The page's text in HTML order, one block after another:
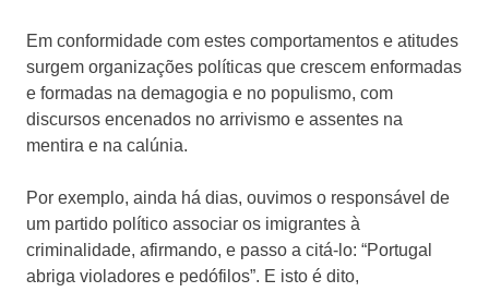
Em conformidade com estes comportamentos e atitudes
surgem organizações políticas que crescem enformadas
e formadas na demagogia e no populismo, com
discursos encenados no arrivismo e assentes na
mentira e na calúnia.
Por exemplo, ainda há dias, ouvimos o responsável de
um partido político associar os imigrantes à
criminalidade, afirmando, e passo a citá-lo: “Portugal
abriga violadores e pedófilos”. E isto é dito,